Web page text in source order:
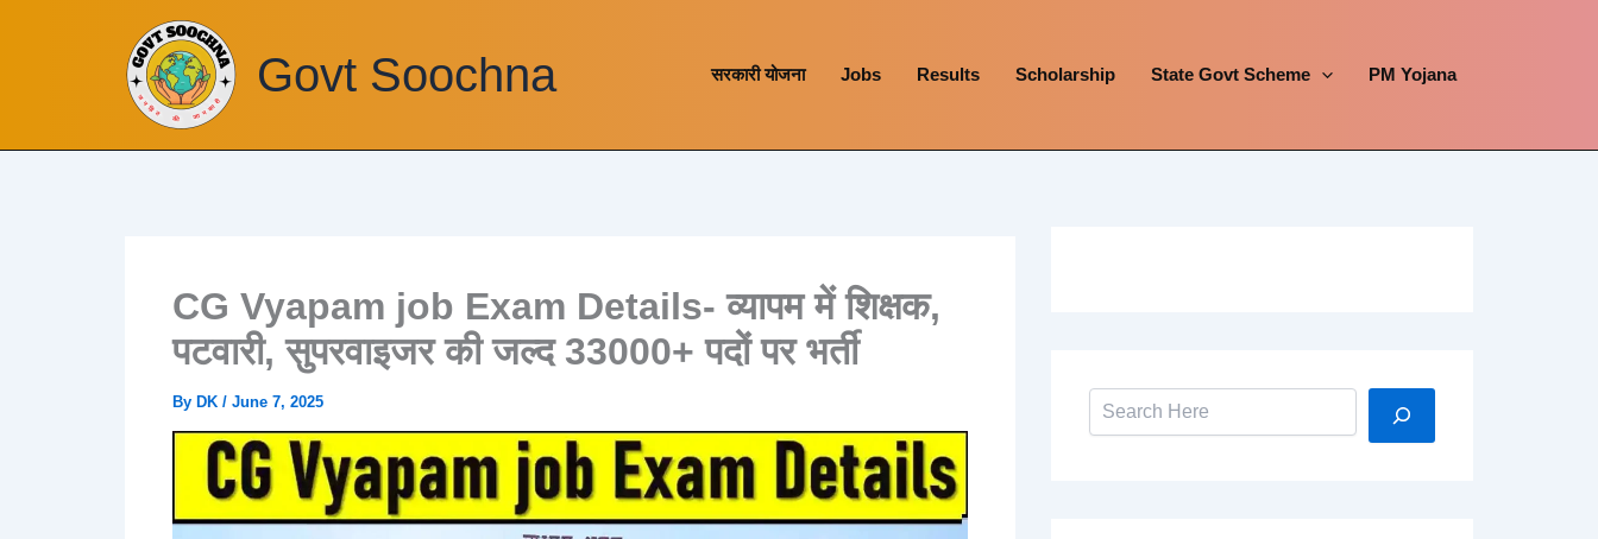
Govt Soochna सरकारी योजना Jobs Results Scholarship State Govt Scheme PM Yojana
CG Vyapam job Exam Details- व्यापम में शिक्षक,
पटवारी, सुपरवाइजर की जल्द 33000+ पदों पर भर्ती
By DK / June 7, 2025